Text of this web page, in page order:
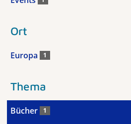
Ort
Europa 1
Thema
Bücher 1